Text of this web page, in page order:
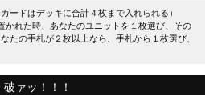
ードはデッキに合計４枚まで入れられる）
かれた時、あなたのユニットを１枚選び、その
たの手札が２枚以上なら、手札から１枚選び、
破ァッ！！！